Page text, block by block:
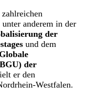
anderem in der
der
und dem
der
er den
Westfalen.